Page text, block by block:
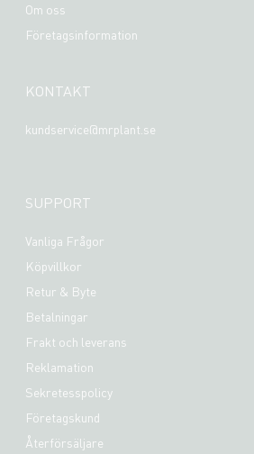
Om oss
Företagsinformation
KONTAKT
kundservice@mrplant.se
SUPPORT
Vanliga Frågor
Köpvillkor
Retur & Byte
Betalningar
Frakt och leverans
Reklamation
Sekretesspolicy
Företagskund
Återförsäljare